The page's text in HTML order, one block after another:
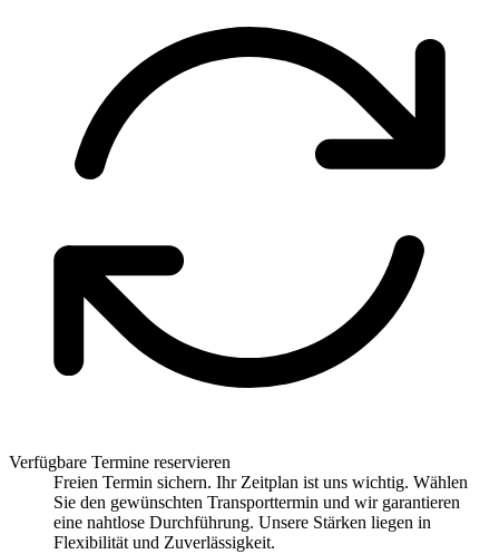
Verfügbare Termine reservieren
Freien Termin sichern. Ihr Zeitplan ist uns wichtig. Wählen
Sie den gewünschten Transporttermin und wir garantieren
eine nahtlose Durchführung. Unsere Stärken liegen in
Flexibilität und Zuverlässigkeit.